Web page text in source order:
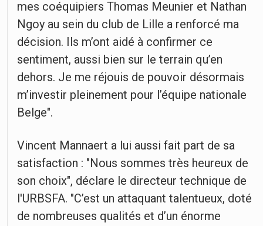
mes coéquipiers Thomas Meunier et Nathan
Ngoy au sein du club de Lille a renforcé ma
décision. Ils m’ont aidé à confirmer ce
sentiment, aussi bien sur le terrain qu’en
dehors. Je me réjouis de pouvoir désormais
m’investir pleinement pour l’équipe nationale
Belge".
Vincent Mannaert a lui aussi fait part de sa
satisfaction : "Nous sommes très heureux de
son choix", déclare le directeur technique de
l'URBSFA. "C’est un attaquant talentueux, doté
de nombreuses qualités et d’un énorme